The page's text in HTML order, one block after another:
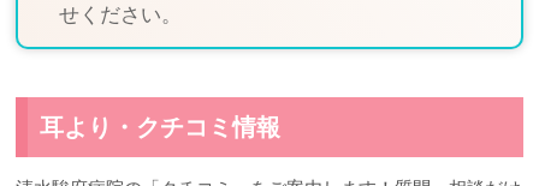
せください。
耳より・クチコミ情報